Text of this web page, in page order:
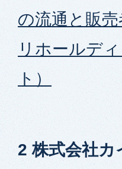
の流通と販
リホールデ
ト）
2 株式会社カ